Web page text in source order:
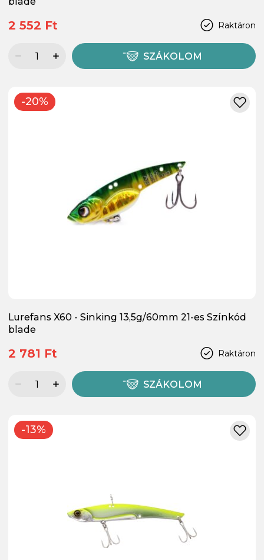
Raktáron
2 552 Ft
SZÁKOLOM
-20%
Lurefans X60 - Sinking 13,5g/60mm 21-es Színkód
blade
Raktáron
2 781 Ft
SZÁKOLOM
-13%